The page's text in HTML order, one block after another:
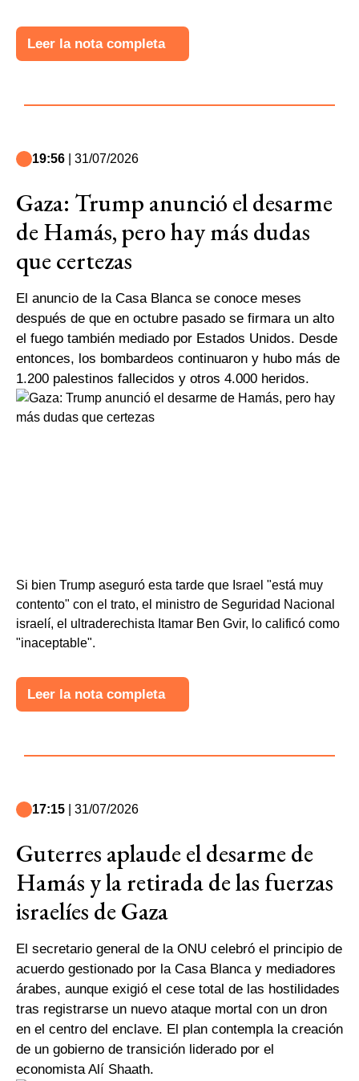
Leer la nota completa
19:56 | 31/07/2026
Gaza: Trump anunció el desarme
de Hamás, pero hay más dudas
que certezas
El anuncio de la Casa Blanca se conoce meses
después de que en octubre pasado se firmara un alto
el fuego también mediado por Estados Unidos. Desde
entonces, los bombardeos continuaron y hubo más de
1.200 palestinos fallecidos y otros 4.000 heridos.
Si bien Trump aseguró esta tarde que Israel "está muy
contento" con el trato, el ministro de Seguridad Nacional
israelí, el ultraderechista Itamar Ben Gvir, lo calificó como
"inaceptable".
Leer la nota completa
17:15 | 31/07/2026
Guterres aplaude el desarme de
Hamás y la retirada de las fuerzas
israelíes de Gaza
El secretario general de la ONU celebró el principio de
acuerdo gestionado por la Casa Blanca y mediadores
árabes, aunque exigió el cese total de las hostilidades
tras registrarse un nuevo ataque mortal con un dron
en el centro del enclave. El plan contempla la creación
de un gobierno de transición liderado por el
economista Alí Shaath.